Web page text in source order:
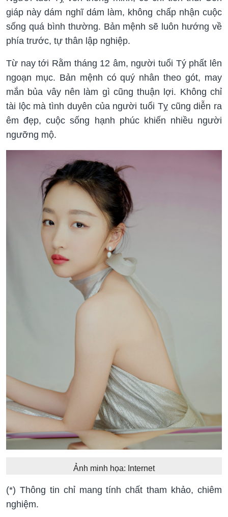
giáp này dám nghĩ dám làm, không chấp nhận cuộc
sống quá bình thường. Bản mệnh sẽ luôn hướng về
phía trước, tự thân lập nghiệp.
Từ nay tới Rằm tháng 12 âm, người tuổi Tý phất lên
ngoạn mục. Bản mệnh có quý nhân theo gót, may
mắn bủa vây nên làm gì cũng thuận lợi. Không chỉ
tài lộc mà tình duyên của người tuổi Tỵ cũng diễn ra
êm đẹp, cuộc sống hạnh phúc khiến nhiều người
ngưỡng mộ.
Ảnh minh họa: Internet
(*) Thông tin chỉ mang tính chất tham khảo, chiêm
nghiệm.